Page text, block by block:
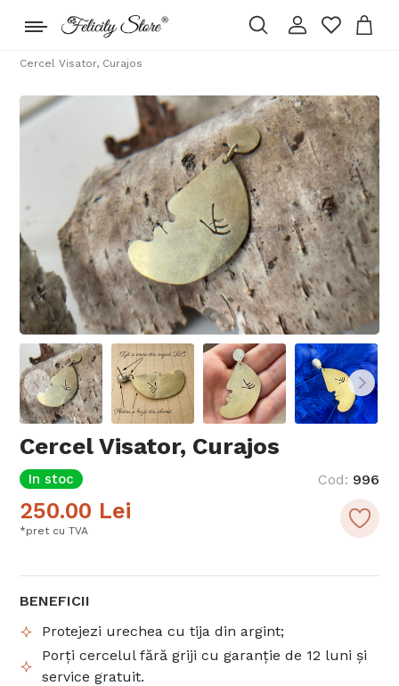
Cercel Visator, Curajos
Cercel Visator, Curajos
In stoc Cod: 996
250.00 Lei
*pret cu TVA
BENEFICII
Protejezi urechea cu tija din argint;
Porți cercelul fără griji cu garanție de 12 luni și
service gratuit.